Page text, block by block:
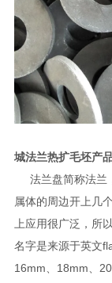
城法兰热扩毛坯产
法兰盘简称法兰
属体的周边开上几
上应用很广泛，所
名字是来源于英文
16mm、18mm、